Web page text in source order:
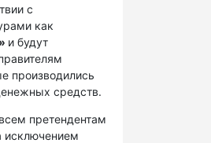
с
как
и будут
производились
средств.
претендентам
исключением